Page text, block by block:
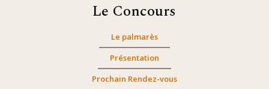
Le Concours
Le palmarès
Présentation
Prochain Rendez-vous